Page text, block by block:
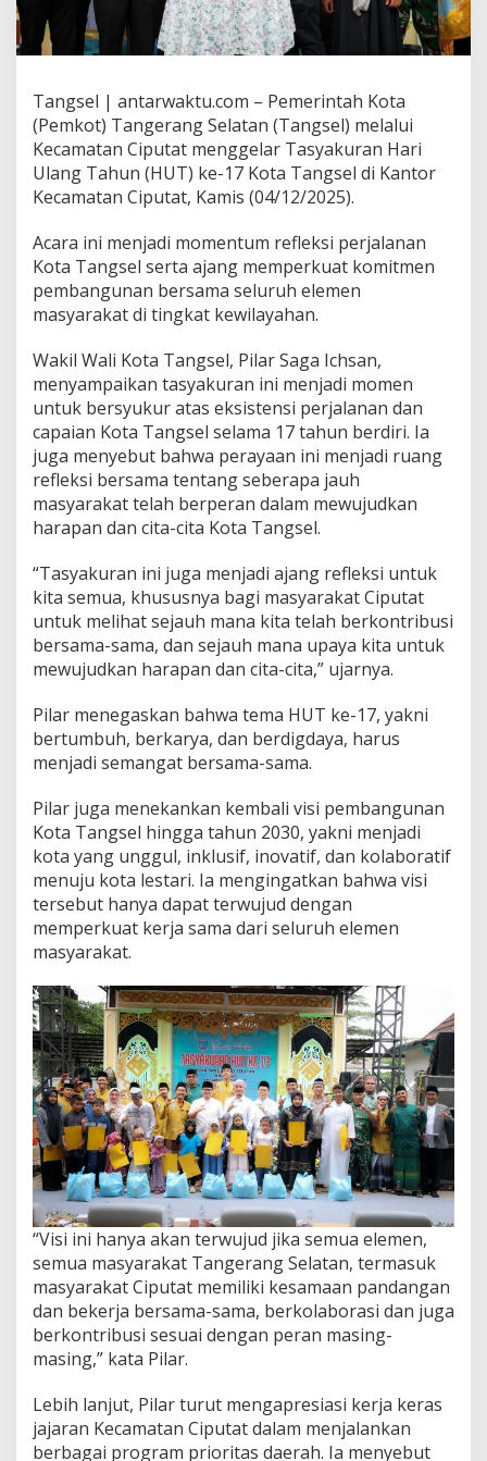
Tangsel | antarwaktu.com – Pemerintah Kota
(Pemkot) Tangerang Selatan (Tangsel) melalui
Kecamatan Ciputat menggelar Tasyakuran Hari
Ulang Tahun (HUT) ke-17 Kota Tangsel di Kantor
Kecamatan Ciputat, Kamis (04/12/2025).
Acara ini menjadi momentum refleksi perjalanan
Kota Tangsel serta ajang memperkuat komitmen
pembangunan bersama seluruh elemen
masyarakat di tingkat kewilayahan.
Wakil Wali Kota Tangsel, Pilar Saga Ichsan,
menyampaikan tasyakuran ini menjadi momen
untuk bersyukur atas eksistensi perjalanan dan
capaian Kota Tangsel selama 17 tahun berdiri. Ia
juga menyebut bahwa perayaan ini menjadi ruang
refleksi bersama tentang seberapa jauh
masyarakat telah berperan dalam mewujudkan
harapan dan cita-cita Kota Tangsel.
“Tasyakuran ini juga menjadi ajang refleksi untuk
kita semua, khususnya bagi masyarakat Ciputat
untuk melihat sejauh mana kita telah berkontribusi
bersama-sama, dan sejauh mana upaya kita untuk
mewujudkan harapan dan cita-cita,” ujarnya.
Pilar menegaskan bahwa tema HUT ke-17, yakni
bertumbuh, berkarya, dan berdigdaya, harus
menjadi semangat bersama-sama.
Pilar juga menekankan kembali visi pembangunan
Kota Tangsel hingga tahun 2030, yakni menjadi
kota yang unggul, inklusif, inovatif, dan kolaboratif
menuju kota lestari. Ia mengingatkan bahwa visi
tersebut hanya dapat terwujud dengan
memperkuat kerja sama dari seluruh elemen
masyarakat.
“Visi ini hanya akan terwujud jika semua elemen,
semua masyarakat Tangerang Selatan, termasuk
masyarakat Ciputat memiliki kesamaan pandangan
dan bekerja bersama-sama, berkolaborasi dan juga
berkontribusi sesuai dengan peran masing-
masing,” kata Pilar.
Lebih lanjut, Pilar turut mengapresiasi kerja keras
jajaran Kecamatan Ciputat dalam menjalankan
berbagai program prioritas daerah. Ia menyebut